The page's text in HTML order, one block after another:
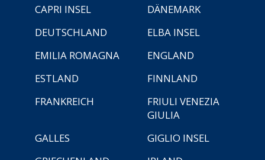
CAPRI INSEL
DÄNEMARK
DEUTSCHLAND
ELBA INSEL
EMILIA ROMAGNA
ENGLAND
ESTLAND
FINNLAND
FRANKREICH
FRIULI VENEZIA
GIULIA
GALLES
GIGLIO INSEL